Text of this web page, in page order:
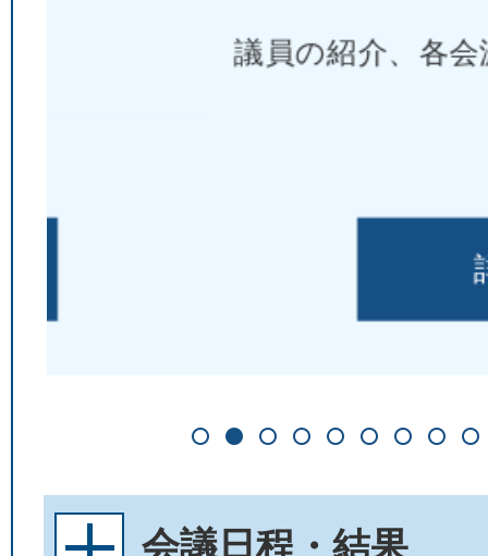
議員の紹介、各会派構成や
1枚目のスライドを表示
2枚目のスライドを表示中
3枚目のスライドを表示
4枚目のスライドを表示
5枚目のスライドを表
6枚目のスライ
7枚目のス
8枚
会議日程・結果